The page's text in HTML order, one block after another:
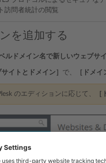
訪問者統計の閲覧
を追加する
ルドメイン名で新しいウェブサ
サイトとドメイン］ で、 ［ドメイ
のエディションに応じて、 ［